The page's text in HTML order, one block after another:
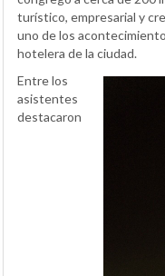
turístico, empresarial y
uno de los
hotelera de la ciudad.
Entre los
asistentes
destacaron